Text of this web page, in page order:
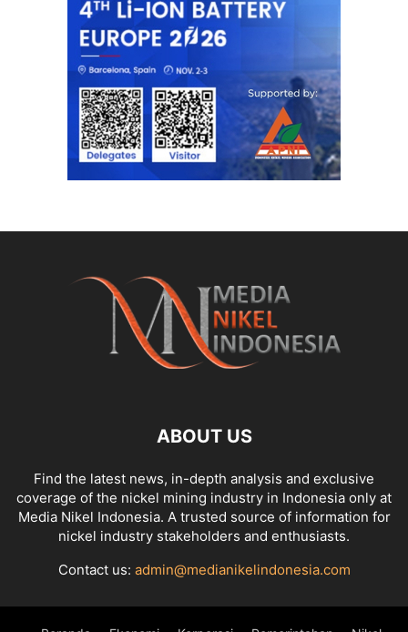
ABOUT US
Find the latest news, in-depth analysis and exclusive
coverage of the nickel mining industry in Indonesia only at
Media Nikel Indonesia. A trusted source of information for
nickel industry stakeholders and enthusiasts.
Contact us: admin@medianikelindonesia.com